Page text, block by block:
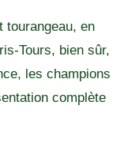
tourangeau, en
Tours, bien sûr,
les champions
complète